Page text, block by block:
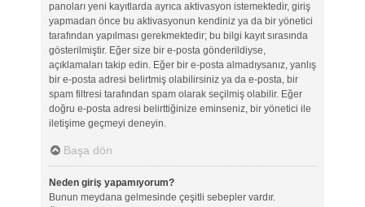
panoları yeni kayıtlarda ayrıca aktivasyon istemektedir, giriş
yapmadan önce bu aktivasyonun kendiniz ya da bir yönetici
tarafından yapılması gerekmektedir; bu bilgi kayıt sırasında
gösterilmiştir. Eğer size bir e-posta gönderildiyse,
açıklamaları takip edin. Eğer bir e-posta almadıysanız, yanlış
bir e-posta adresi belirtmiş olabilirsiniz ya da e-posta, bir
spam filtresi tarafından spam olarak seçilmiş olabilir. Eğer
doğru e-posta adresi belirttiğinize eminseniz, bir yönetici ile
iletişime geçmeyi deneyin.
Başa dön
Neden giriş yapamıyorum?
Bunun meydana gelmesinde çeşitli sebepler vardır.